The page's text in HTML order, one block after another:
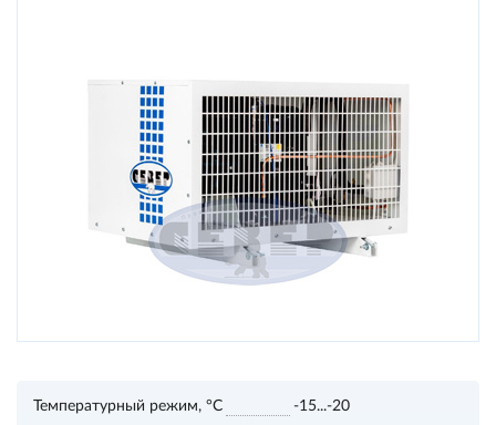
Температурный режим, °С
-15...-20